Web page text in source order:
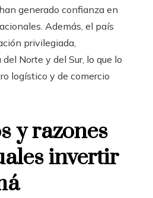
generado confianza en
Además, el país
privilegiada,
Norte y del Sur, lo que lo
logístico y de comercio
y razones
invertir